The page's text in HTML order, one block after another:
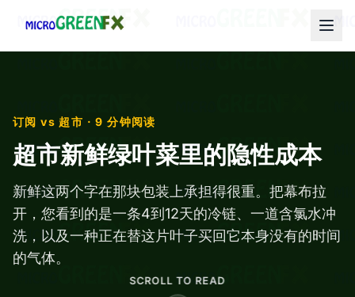
订阅 vs 超市 · 9 分钟阅读
超市新鲜绿叶菜里的隐性成本
新鲜这两个字在那块包装上承担得很重。把幕布拉
开，您看到的是一条4到12天的冷链、一道含氯水冲
洗，以及一种正在替这片叶子买回它本身没有的时间
的气体。
SCROLL TO READ